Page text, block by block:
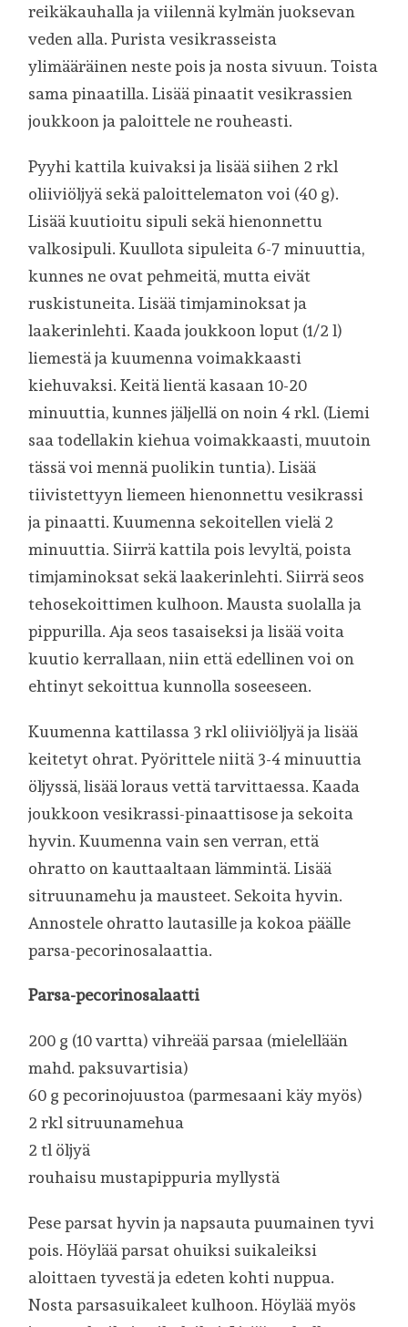
reikäkauhalla ja viilennä kylmän juoksevan
veden alla. Purista vesikrasseista
ylimääräinen neste pois ja nosta sivuun. Toista
sama pinaatilla. Lisää pinaatit vesikrassien
joukkoon ja paloittele ne rouheasti.
Pyyhi kattila kuivaksi ja lisää siihen 2 rkl
oliiviöljyä sekä paloittelematon voi (40 g).
Lisää kuutioitu sipuli sekä hienonnettu
valkosipuli. Kuullota sipuleita 6-7 minuuttia,
kunnes ne ovat pehmeitä, mutta eivät
ruskistuneita. Lisää timjaminoksat ja
laakerinlehti. Kaada joukkoon loput (1/2 l)
liemestä ja kuumenna voimakkaasti
kiehuvaksi. Keitä lientä kasaan 10-20
minuuttia, kunnes jäljellä on noin 4 rkl. (Liemi
saa todellakin kiehua voimakkaasti, muutoin
tässä voi mennä puolikin tuntia). Lisää
tiivistettyyn liemeen hienonnettu vesikrassi
ja pinaatti. Kuumenna sekoitellen vielä 2
minuuttia. Siirrä kattila pois levyltä, poista
timjaminoksat sekä laakerinlehti. Siirrä seos
tehosekoittimen kulhoon. Mausta suolalla ja
pippurilla. Aja seos tasaiseksi ja lisää voita
kuutio kerrallaan, niin että edellinen voi on
ehtinyt sekoittua kunnolla soseeseen.
Kuumenna kattilassa 3 rkl oliiviöljyä ja lisää
keitetyt ohrat. Pyörittele niitä 3-4 minuuttia
öljyssä, lisää loraus vettä tarvittaessa. Kaada
joukkoon vesikrassi-pinaattisose ja sekoita
hyvin. Kuumenna vain sen verran, että
ohratto on kauttaaltaan lämmintä. Lisää
sitruunamehu ja mausteet. Sekoita hyvin.
Annostele ohratto lautasille ja kokoa päälle
parsa-pecorinosalaattia.
Parsa-pecorinosalaatti
200 g (10 vartta) vihreää parsaa (mielellään
mahd. paksuvartisia)
60 g pecorinojuustoa (parmesaani käy myös)
2 rkl sitruunamehua
2 tl öljyä
rouhaisu mustapippuria myllystä
Pese parsat hyvin ja napsauta puumainen tyvi
pois. Höylää parsat ohuiksi suikaleiksi
aloittaen tyvestä ja edeten kohti nuppua.
Nosta parsasuikaleet kulhoon. Höylää myös